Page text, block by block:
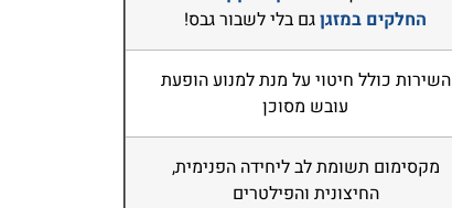
החלקים במזגןגם בלי לשבור גבס!
השירות כולל חיטוי על מנת למנוע הופעת
עובש מסוכן
מקסימום תשומת לב ליחידה הפנימית,
החיצונית והפילטרים